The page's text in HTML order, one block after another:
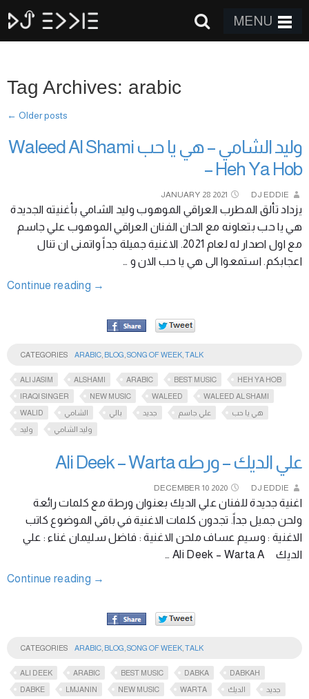
MENU
Tag Archives: arabic
← Older posts
وليد الشامي – هي يا حب Waleed Al Shami
– Heh Ya Hob
JANUARY 28 2021 DJ EDDIE
يزداد تألق المطرب العراقي الموهوب وليد الشامي بأغنيته الجديدة
هي يا حب بتعاونه مع الحان الفنان العراقي الموهوب علي جاسم
مع اول اصدار له لعام 2021. الاغنية جميلة جداً واتمنى ان تنال
اعجابكم. استمعوا الى هي يا حب الان و …
Continue reading →
CATEGORIES ARABIC BLOG SONG OF WEEK TALK
ALI JASIM ALSHAMI ARABIC BEST MUSIC
HEH YA HOB
IRAQI SINGER
NEW MUSIC WALEED
WALEED AL SHAMI
WALID
الشامي بالي جديد علي جاسم
هي يا حب
وليد
وليد الشامي
علي الديك – ورطه Ali Deek – Warta
DECEMBER 10 2020 DJ EDDIE
اغنية جديدة للفنان علي الديك بعنوان ورطة مع كلمات رائعة
ولحن جميل جداً. تجدون كلمات الاغنية في باقي الموضوع كاتب
الاغنية : وسيم عساف ملحن الاغنية : فاضل سليمان غناء : علي
الديك Ali Deek – Warta A …
Continue reading →
CATEGORIES ARABIC BLOG SONG OF WEEK TALK
ALI DEEK ARABIC BEST MUSIC DABKA
DABKAH
DABKE
LMJANIN NEW MUSIC WARTA الديك
جديد